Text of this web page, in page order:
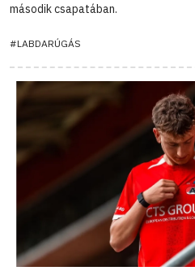
második csapatában.
#LABDARÚGÁS